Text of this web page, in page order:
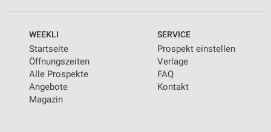
WEEKLI
Startseite
Öffnungszeiten
Alle Prospekte
Angebote
Magazin
SERVICE
Prospekt einstellen
Verlage
FAQ
Kontakt